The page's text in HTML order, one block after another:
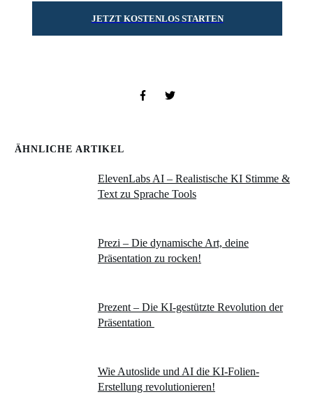
JETZT KOSTENLOS STARTEN
ÄHNLICHE ARTIKEL
ElevenLabs AI – Realistische KI Stimme &
Text zu Sprache Tools
Prezi – Die dynamische Art, deine
Präsentation zu rocken!
Prezent – Die KI-gestützte Revolution der
Präsentation
Wie Autoslide und AI die KI-Folien-
Erstellung revolutionieren!